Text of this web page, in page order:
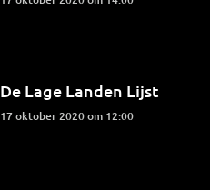
De Lage Landen Lijst
17 oktober 2020 om 12:00